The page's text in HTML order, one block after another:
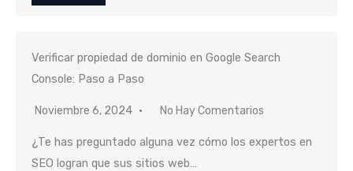
Verificar propiedad de dominio en Google Search
Console: Paso a Paso
Noviembre 6, 2024 No Hay Comentarios
¿Te has preguntado alguna vez cómo los expertos en
SEO logran que sus sitios web…